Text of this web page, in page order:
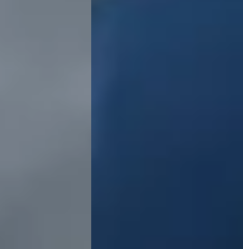
sluiten en langzaam… eerlijk jongens 1